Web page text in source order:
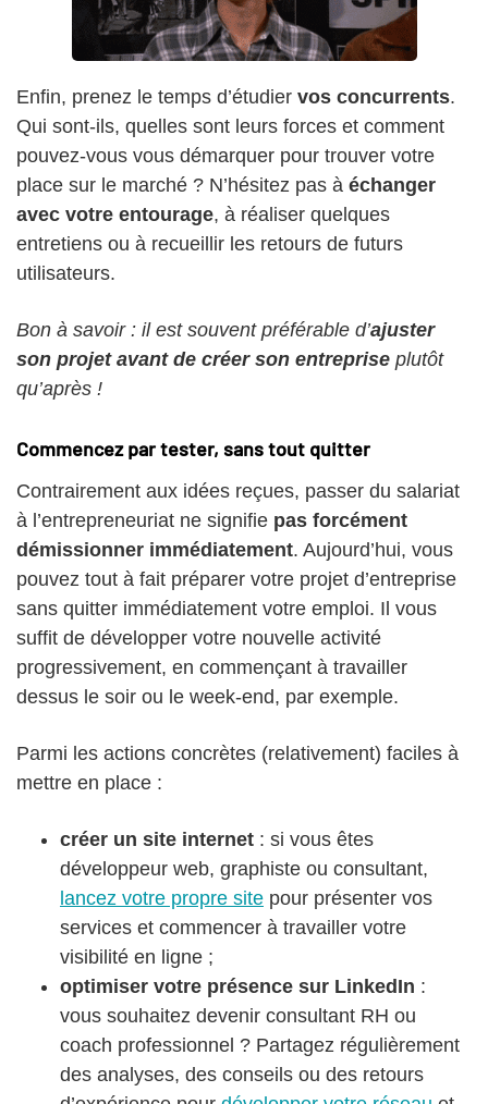
Enfin, prenez le temps d’étudier vos concurrents.
Qui sont-ils, quelles sont leurs forces et comment
pouvez-vous vous démarquer pour trouver votre
place sur le marché ? N’hésitez pas à échanger
avec votre entourage, à réaliser quelques
entretiens ou à recueillir les retours de futurs
utilisateurs.
Bon à savoir : il est souvent préférable d’ajuster
son projet avant de créer son entreprise plutôt
qu’après !
Commencez par tester, sans tout quitter
Contrairement aux idées reçues, passer du salariat
à l’entrepreneuriat ne signifie pas forcément
démissionner immédiatement. Aujourd’hui, vous
pouvez tout à fait préparer votre projet d’entreprise
sans quitter immédiatement votre emploi. Il vous
suffit de développer votre nouvelle activité
progressivement, en commençant à travailler
dessus le soir ou le week-end, par exemple.
Parmi les actions concrètes (relativement) faciles à
mettre en place :
créer un site internet : si vous êtes
développeur web, graphiste ou consultant,
lancez votre propre site pour présenter vos
services et commencer à travailler votre
visibilité en ligne ;
optimiser votre présence sur LinkedIn :
vous souhaitez devenir consultant RH ou
coach professionnel ? Partagez régulièrement
des analyses, des conseils ou des retours